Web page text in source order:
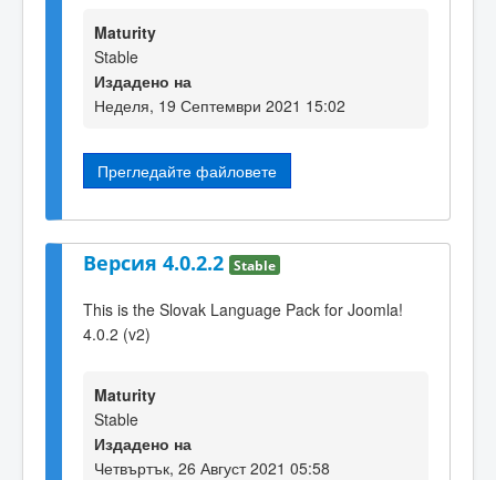
Maturity
Stable
Издадено на
Неделя, 19 Септември 2021 15:02
Прегледайте файловете
Версия 4.0.2.2 Stable
This is the Slovak Language Pack for Joomla!
4.0.2 (v2)
Maturity
Stable
Издадено на
Четвъртък, 26 Август 2021 05:58